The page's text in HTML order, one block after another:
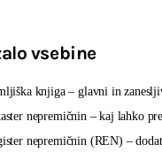
vsebine
knjiga – glavni in
nepremičnin – kaj lahko
nepremičnin (REN) –